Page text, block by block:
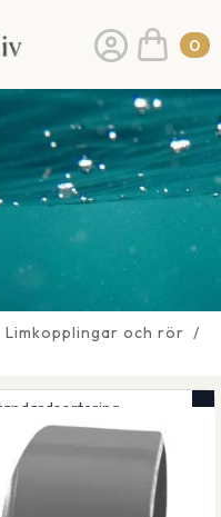
0
Limkopplingar och rör